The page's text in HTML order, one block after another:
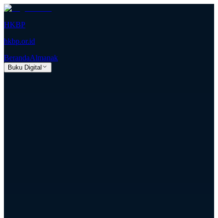
HKBP
hkbp.or.id
BerandaAlmanak
Buku Digital